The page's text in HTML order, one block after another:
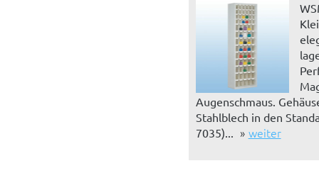
Augenschmaus.
Stahlblech in den
7035)...
weiter